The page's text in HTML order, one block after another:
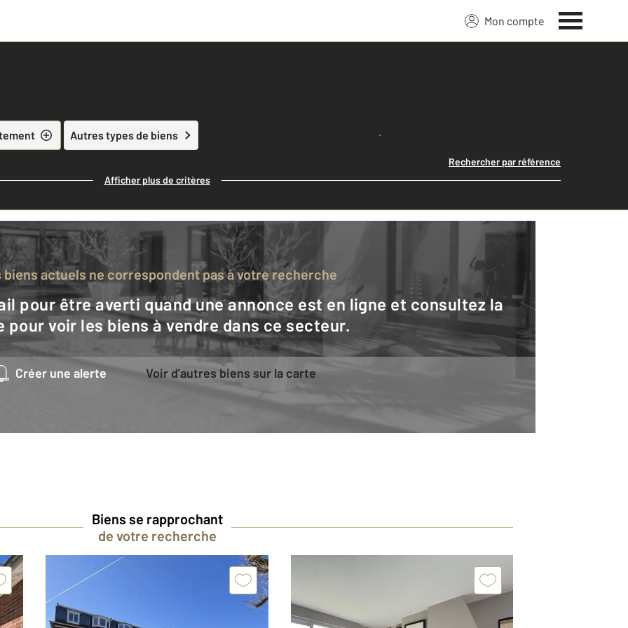
Mon compte
Autres types de biens Lancer ma recherche
Rechercher par référence
Afficher plus de critères
biens actuels ne correspondent pas à votre recherche
pour voir les biens à vendre dans ce secteur.
Créer une alerte Voir d'autres biens sur la carte
Biens se rapprochant
de votre recherche